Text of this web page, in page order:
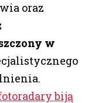
oraz
w
biją